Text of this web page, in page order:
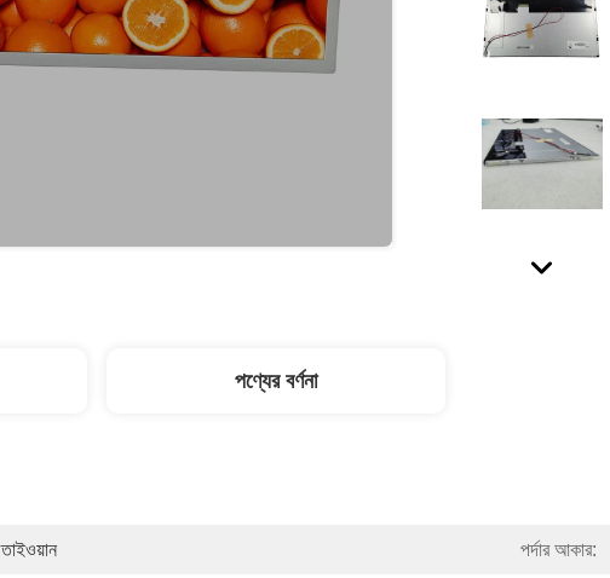
পণ্যের বর্ণনা
তাইওয়ান পর্দার আকার: